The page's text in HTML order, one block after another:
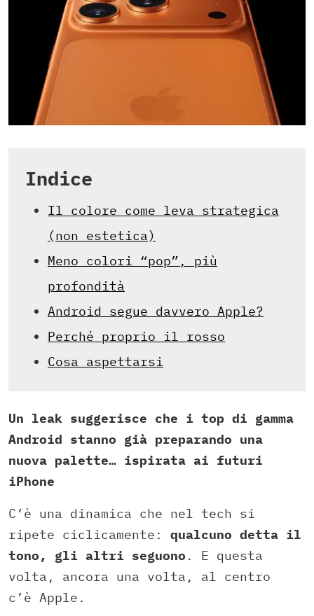
Indice
Il colore come leva strategica
(non estetica)
Meno colori “pop”, più
profondità
Android segue davvero Apple?
Perché proprio il rosso
Cosa aspettarsi
Un leak suggerisce che i top di gamma
Android stanno già preparando una
nuova palette… ispirata ai futuri
iPhone
C’è una dinamica che nel tech si
ripete ciclicamente: qualcuno detta il
tono, gli altri seguono . E questa
volta, ancora una volta, al centro
c’è Apple.